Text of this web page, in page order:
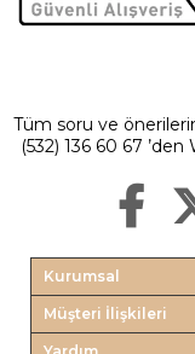
Tüm soru ve
(532) 136 60 67
Kurumsal
Müşteri İlişkileri